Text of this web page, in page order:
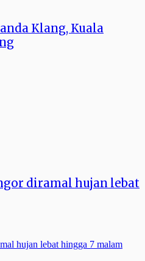
Klang, Kuala
diramal hujan lebat